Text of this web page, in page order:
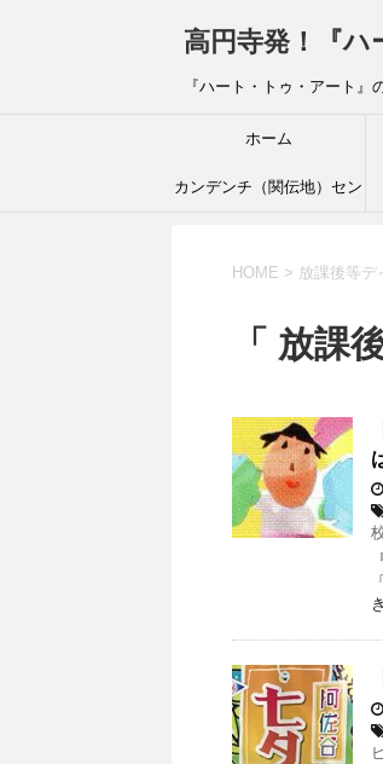
高円寺発！『
『ハート・トゥ・アート
ホーム
カンデンチ（関伝地）セン
HOME > 放課後等デ
「 放課